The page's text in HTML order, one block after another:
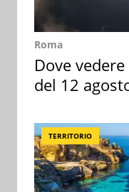
Roma
Dove
del 12
TERRITORIO